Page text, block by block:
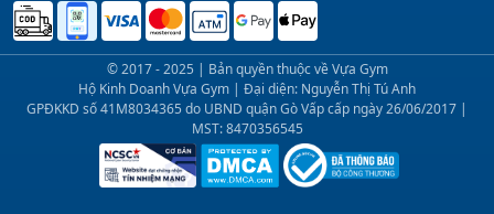
© 2017 - 2025 | Bản quyền thuộc về Vựa Gym
Hộ Kinh Doanh Vựa Gym | Đại diện: Nguyễn Thị Tú Anh
GPĐKKD số 41M8034365 do UBND quận Gò Vấp cấp ngày 26/06/2017 |
MST: 8470356545